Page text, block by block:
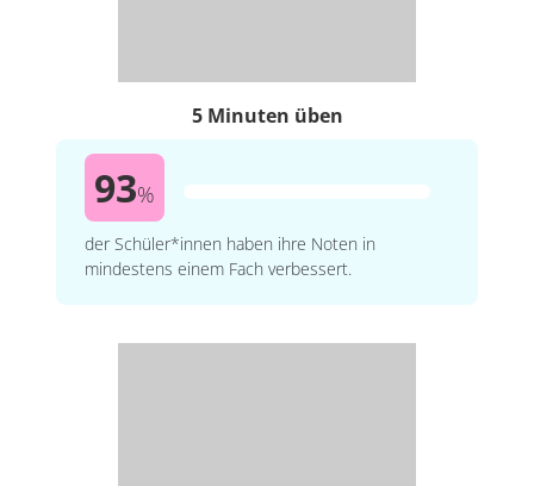
5 Minuten üben
93%
der Schüler*innen haben ihre Noten in
mindestens einem Fach verbessert.